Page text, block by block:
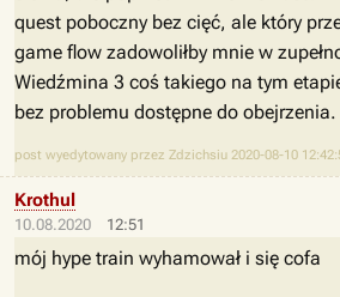
quest poboczny bez cięć, ale który
game flow zadowoliłby mnie w
Wiedźmina 3 coś takiego na tym
bez problemu dostępne do obejrzenia.
post wyedytowany przez Zdzichsiu 2020-08-10
10.08.2020 12:51
Krothul
mój hype train wyhamował i się cofa